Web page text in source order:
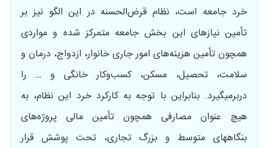
خرد جامعه است، نظام قرض‌الحسنه در این الگو نیز بر
تأمین نیازهای این بخش جامعه متمرکز شده و مواردی
همچون تأمین هزینه‌‌های امور جاری خانوار، ازدواج، درمان و
سلامت، تحصیل، مسکن، کسب‌وکار خانگی و … را
دربرمی‏گیرد. بنابراین با توجه به کارکرد خرد این نظام، به
هیچ عنوان مصارفی همچون تأمین مالی پروژه‌های
بنگاه‏های متوسط و بزرگ تجاری، تحت پوشش قرار